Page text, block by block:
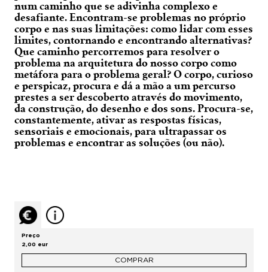
num caminho que se adivinha complexo e
desafiante. Encontram-se problemas no próprio
corpo e nas suas limitações: como lidar com esses
limites, contornando e encontrando alternativas?
Que caminho percorremos para resolver o
problema na arquitetura do nosso corpo como
metáfora para o problema geral? O corpo, curioso
e perspicaz, procura e dá a mão a um percurso
prestes a ser descoberto através do movimento,
da construção, do desenho e dos sons. Procura-se,
constantemente, ativar as respostas físicas,
sensoriais e emocionais, para ultrapassar os
problemas e encontrar as soluções (ou não).
Preço
2,00 eur
COMPRAR